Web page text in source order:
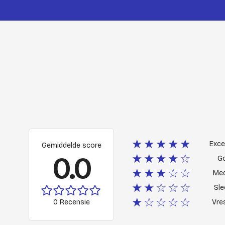
Gemiddelde score
0.0
0 Recensie
★★★★★
★★★★☆
★★★☆☆
★★☆☆☆
★☆☆☆☆